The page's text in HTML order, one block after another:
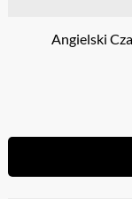
Angielski